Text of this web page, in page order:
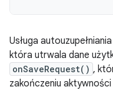
Usługa
która utrwala dane
onSaveRequest() ,
zakończeniu